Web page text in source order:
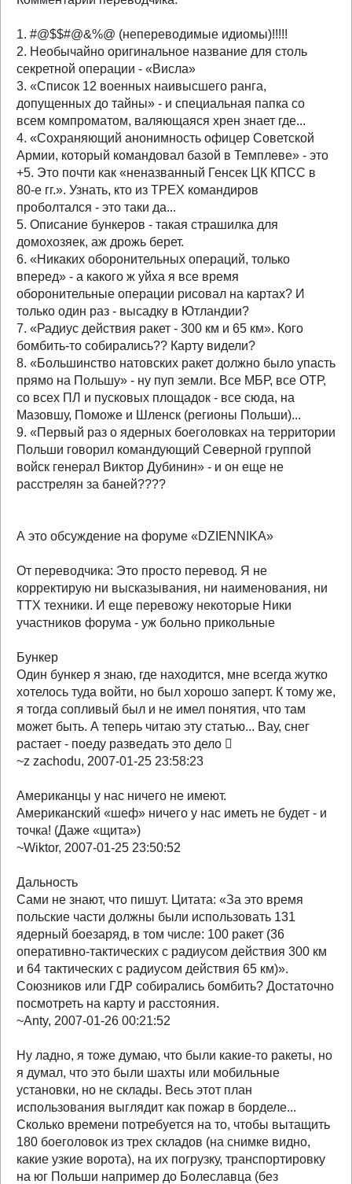
1. #@$$#@&%@ (непереводимые идиомы)!!!!!
2. Необычайно оригинальное название для столь
секретной операции - «Висла»
3. «Список 12 военных наивысшего ранга,
допущенных до тайны» - и специальная папка со
всем компроматом, валяющаяся хрен знает где...
4. «Сохраняющий анонимность офицер Советской
Армии, который командовал базой в Темплеве» - это
+5. Это почти как «неназванный Генсек ЦК КПСС в
80-е гг.». Узнать, кто из ТРЕХ командиров
проболтался - это таки да...
5. Описание бункеров - такая страшилка для
домохозяек, аж дрожь берет.
6. «Никаких оборонительных операций, только
вперед» - а какого ж уйха я все время
оборонительные операции рисовал на картах? И
только один раз - высадку в Ютландии?
7. «Радиус действия ракет - 300 км и 65 км». Кого
бомбить-то собирались?? Карту видели?
8. «Большинство натовских ракет должно было упасть
прямо на Польшу» - ну пуп земли. Все МБР, все ОТР,
со всех ПЛ и пусковых площадок - все сюда, на
Мазовшу, Поможе и Шленск (регионы Польши)...
9. «Первый раз о ядерных боеголовках на территории
Польши говорил командующий Северной группой
войск генерал Виктор Дубинин» - и он еще не
расстрелян за баней????
А это обсуждение на форуме «DZIENNIKA»
От переводчика: Это просто перевод. Я не
корректирую ни высказывания, ни наименования, ни
ТТХ техники. И еще перевожу некоторые Ники
участников форума - уж больно прикольные
Бункер
Один бункер я знаю, где находится, мне всегда жутко
хотелось туда войти, но был хорошо заперт. К тому же,
я тогда сопливый был и не имел понятия, что там
может быть. А теперь читаю эту статью... Вау, снег
растает - поеду разведать это дело 
~z zachodu, 2007-01-25 23:58:23
Американцы у нас ничего не имеют.
Американский «шеф» ничего у нас иметь не будет - и
точка! (Даже «щита»)
~Wiktor, 2007-01-25 23:50:52
Дальность
Сами не знают, что пишут. Цитата: «За это время
польские части должны были использовать 131
ядерный боезаряд, в том числе: 100 ракет (36
оперативно-тактических с радиусом действия 300 км
и 64 тактических с радиусом действия 65 км)».
Союзников или ГДР собирались бомбить? Достаточно
посмотреть на карту и расстояния.
~Anty, 2007-01-26 00:21:52
Ну ладно, я тоже думаю, что были какие-то ракеты, но
я думал, что это были шахты или мобильные
установки, но не склады. Весь этот план
использования выглядит как пожар в борделе...
Сколько времени потребуется на то, чтобы вытащить
180 боеголовок из трех складов (на снимке видно,
какие узкие ворота), на их погрузку, транспортировку
на юг Польши например до Болеславца (без